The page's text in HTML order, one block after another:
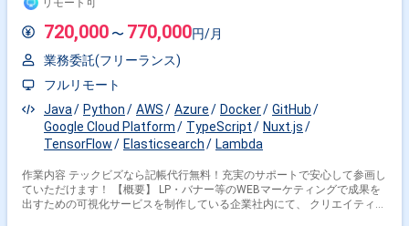
リモート可
720,000 〜 770,000円/月
業務委託(フリーランス)
フルリモート
Java
Python AWS Azure Docker
GitHub
Google Cloud Platform
TypeScript
Nuxt.js
TensorFlow
Elasticsearch Lambda
作業内容 テックビズなら記帳代行無料！充実のサポートで安心して参画し
ていただけます！ 【概要】 LP・バナー等のWEBマーケティングで成果を
出すための可視化サービスを制作している企業社内にて、 クリエイティブ